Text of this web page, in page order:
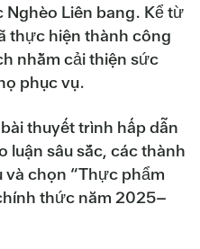
Liên bang. Kể từ
thực hiện thành công
nhằm cải thiện sức
phục vụ.
thuyết trình hấp dẫn
luận sâu sắc, các thành
và chọn “Thực phẩm
thức năm 2025–